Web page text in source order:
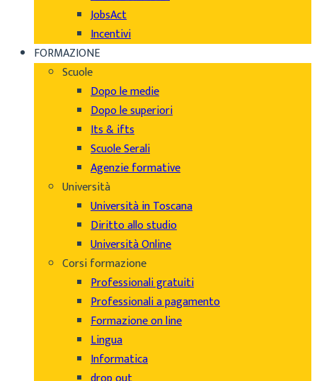
JobsAct
Incentivi
FORMAZIONE
Scuole
Dopo le medie
Dopo le superiori
Its & ifts
Scuole Serali
Agenzie formative
Università
Università in Toscana
Diritto allo studio
Università Online
Corsi formazione
Professionali gratuiti
Professionali a pagamento
Formazione on line
Lingua
Informatica